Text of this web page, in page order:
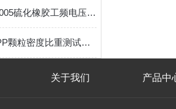
GB/T1695-2005硫化橡胶工频电压击穿强度和耐电压强度试验
塑料密度计PP颗粒密度比重测试方法
关于我们 产品中